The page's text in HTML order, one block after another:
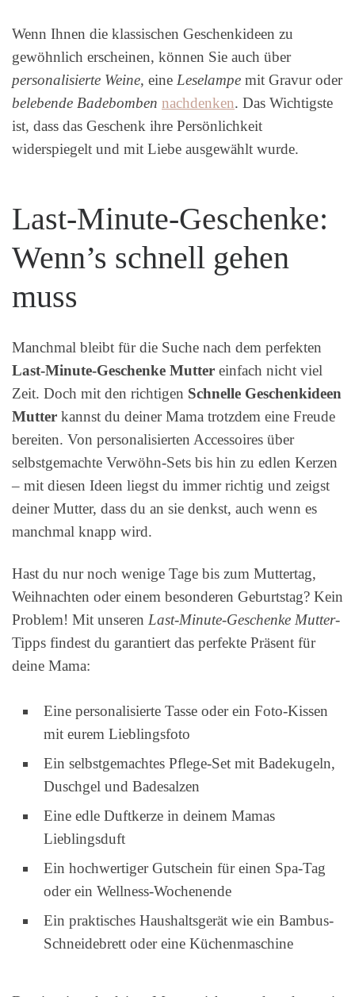
Wenn Ihnen die klassischen Geschenkideen zu
gewöhnlich erscheinen, können Sie auch über
personalisierte Weine, eine Leselampe mit Gravur oder
belebende Badebomben nachdenken. Das Wichtigste
ist, dass das Geschenk ihre Persönlichkeit
widerspiegelt und mit Liebe ausgewählt wurde.
Last-Minute-Geschenke:
Wenn’s schnell gehen
muss
Manchmal bleibt für die Suche nach dem perfekten
Last-Minute-Geschenke Mutter einfach nicht viel
Zeit. Doch mit den richtigen Schnelle Geschenkideen
Mutter kannst du deiner Mama trotzdem eine Freude
bereiten. Von personalisierten Accessoires über
selbstgemachte Verwöhn-Sets bis hin zu edlen Kerzen
– mit diesen Ideen liegst du immer richtig und zeigst
deiner Mutter, dass du an sie denkst, auch wenn es
manchmal knapp wird.
Hast du nur noch wenige Tage bis zum Muttertag,
Weihnachten oder einem besonderen Geburtstag? Kein
Problem! Mit unseren Last-Minute-Geschenke Mutter-
Tipps findest du garantiert das perfekte Präsent für
deine Mama:
Eine personalisierte Tasse oder ein Foto-Kissen
mit eurem Lieblingsfoto
Ein selbstgemachtes Pflege-Set mit Badekugeln,
Duschgel und Badesalzen
Eine edle Duftkerze in deinem Mamas
Lieblingsduft
Ein hochwertiger Gutschein für einen Spa-Tag
oder ein Wellness-Wochenende
Ein praktisches Haushaltsgerät wie ein Bambus-
Schneidebrett oder eine Küchenmaschine